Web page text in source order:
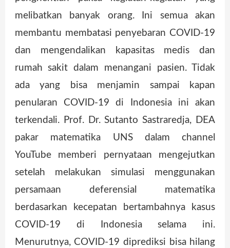
melibatkan banyak orang. Ini semua akan
membantu membatasi penyebaran COVID-19
dan mengendalikan kapasitas medis dan
rumah sakit dalam menangani pasien. Tidak
ada yang bisa menjamin sampai kapan
penularan COVID-19 di Indonesia ini akan
terkendali. Prof. Dr. Sutanto Sastraredja, DEA
pakar matematika UNS dalam channel
YouTube memberi pernyataan mengejutkan
setelah melakukan simulasi menggunakan
persamaan deferensial matematika
berdasarkan kecepatan bertambahnya kasus
COVID-19 di Indonesia selama ini.
Menurutnya, COVID-19 diprediksi bisa hilang